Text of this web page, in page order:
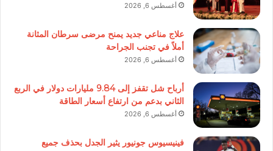
أغسطس 6, 2026
علاج مناعي جديد يمنح مرضى سرطان المثانة
أملاً في تجنب الجراحة
أغسطس 6, 2026
أرباح شل تقفز إلى 9.84 مليارات دولار في الربع
الثاني بدعم من ارتفاع أسعار الطاقة
أغسطس 6, 2026
فينيسيوس جونيور يثير الجدل بحذف جميع